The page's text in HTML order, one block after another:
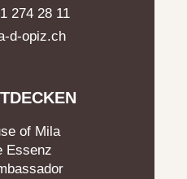
274 28 11
d-opiz.ch
of Mila
Essenz